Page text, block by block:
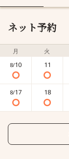
ネット予約
月 火
8/10 11
8/17 18